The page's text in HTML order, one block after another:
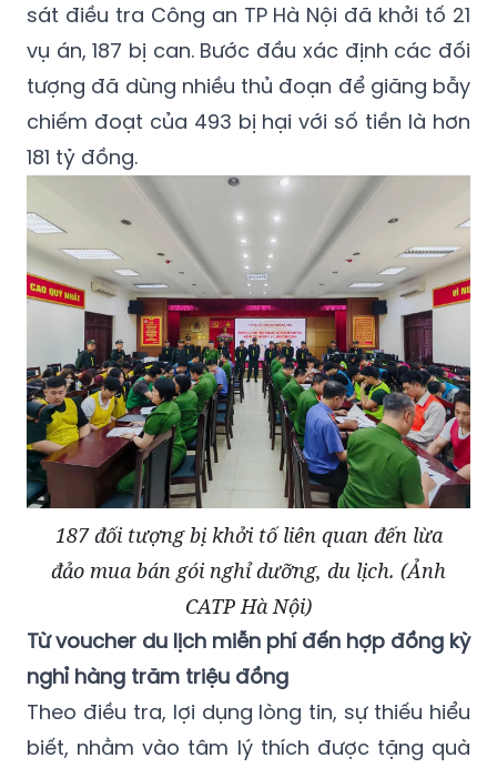
sát điều tra Công an TP Hà Nội đã khởi tố 21
vụ án, 187 bị can. Bước đầu xác định các đối
tượng đã dùng nhiều thủ đoạn để giăng bẫy
chiếm đoạt của 493 bị hại với số tiền là hơn
181 tỷ đồng.
187 đối tượng bị khởi tố liên quan đến lừa
đảo mua bán gói nghỉ dưỡng, du lịch. (Ảnh
CATP Hà Nội)
Từ voucher du lịch miễn phí đến hợp đồng kỳ
nghỉ hàng trăm triệu đồng
Theo điều tra, lợi dụng lòng tin, sự thiếu hiểu
biết, nhằm vào tâm lý thích được tặng quà